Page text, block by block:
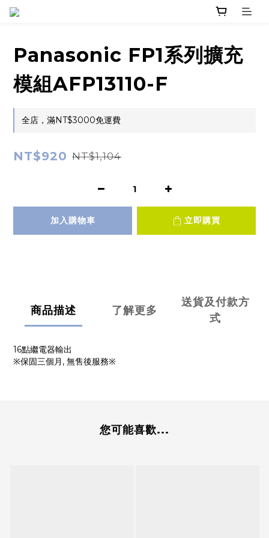
Panasonic FP1系列擴充
模組AFP13110-F
全店，滿NT$3000免運費
NT$920 NT$1,104
加入購物車 立即購買
商品描述 了解更多
送貨及付款方
式
16點繼電器輸出
※保固三個月, 無售後服務※
您可能喜歡...